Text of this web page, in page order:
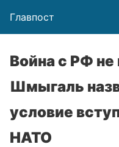
Главпост
Война с РФ
Шмыгаль
условие
НАТО